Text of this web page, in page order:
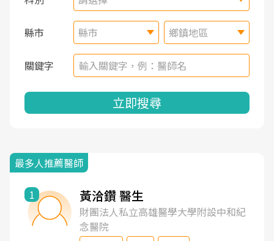
縣市 縣市 鄉鎮地區
關鍵字
立即搜尋
最多人推薦醫師
1 黃洽鑽 醫生
財團法人私立高雄醫學大學附設中和紀
念醫院